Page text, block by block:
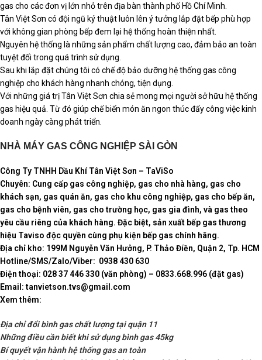
gas cho các đơn vị lớn nhỏ trên địa bàn thành phố Hồ Chí Minh.
Tân Việt Sơn có đội ngũ ký thuật luôn lên ý tưởng lắp đặt bếp phù hợp
với không gian phòng bếp đem lại hệ thống hoàn thiện nhất.
Nguyên hệ thống là những sản phẩm chất lượng cao, đảm bảo an toàn
tuyệt đối trong quá trình sử dụng.
Sau khi lắp đặt chúng tôi có chế độ bảo dưỡng hệ thống gas công
nghiệp cho khách hàng nhanh chóng, tiện dụng.
Với những giá trị Tân Việt Sơn chia sẻ mong mọi người sở hữu hệ thống
gas hiệu quả. Từ đó giúp chế biến món ăn ngon thúc đẩy công việc kinh
doanh ngày càng phát triển.
NHÀ MÁY GAS CÔNG NGHIỆP SÀI GÒN
Công Ty TNHH Dầu Khí Tân Việt Sơn – TaViSo
Chuyên: Cung cấp gas công nghiệp, gas cho nhà hàng, gas cho
khách sạn, gas quán ăn, gas cho khu công nghiệp, gas cho bếp ăn,
gas cho bệnh viên, gas cho trường học, gas gia đình, và gas theo
yêu cầu riêng của khách hàng. Đặc biệt, sản xuất bếp gas thương
hiệu Taviso độc quyền cùng phụ kiện bếp gas chính hãng.
Địa chỉ kho: 199M Nguyễn Văn Hưởng, P. Thảo Điền, Quận 2, Tp. HCM
Hotline/SMS/Zalo/Viber: 0938 430 630
Điện thoại: 028 37 446 330 (văn phòng) – 0833.668.996 (đặt gas)
Email: tanvietson.tvs@gmail.com
Xem thêm:
Địa chỉ đổi bình gas chất lượng tại quận 11
Những điều cần biết khi sử dụng bình gas 45kg
Bí quyết vận hành hệ thống gas an toàn